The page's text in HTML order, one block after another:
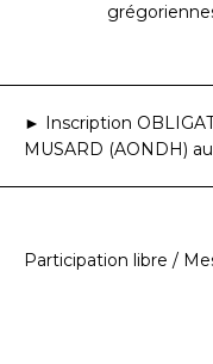
► Inscription
MUSARD (AONDH)
Participation libre /